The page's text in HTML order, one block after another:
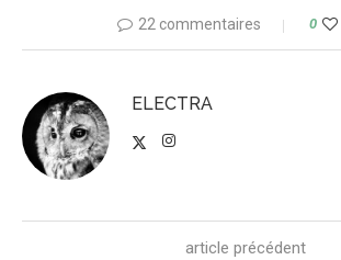
22 commentaires 0
ELECTRA
article précédent